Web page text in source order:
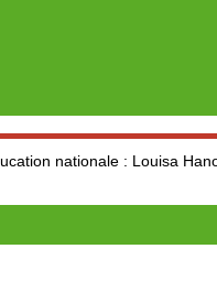
: Louisa Hanoune